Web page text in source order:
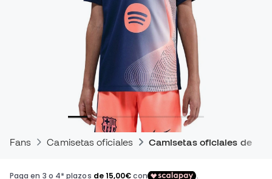
Fans Camisetas oficiales Camisetas oficiales de